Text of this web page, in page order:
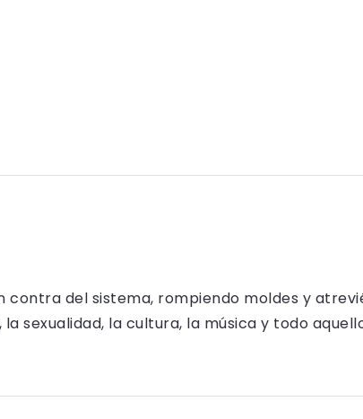
contra del sistema, rompiendo moldes y
sexualidad, la cultura, la música y todo